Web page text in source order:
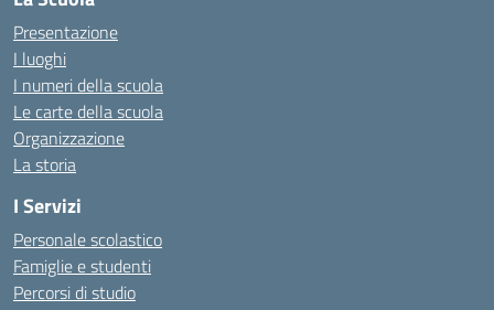
Presentazione
I luoghi
I numeri della scuola
Le carte della scuola
Organizzazione
La storia
I Servizi
Personale scolastico
Famiglie e studenti
Percorsi di studio